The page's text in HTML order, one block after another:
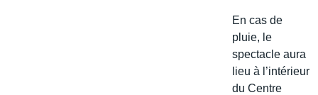
En cas de
pluie, le
spectacle aura
lieu à l’intérieur
du Centre